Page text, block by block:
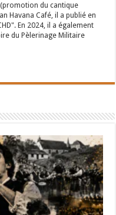
du cantique
Havana Café, il a publié en
En 2024, il a également
du Pèlerinage Militaire